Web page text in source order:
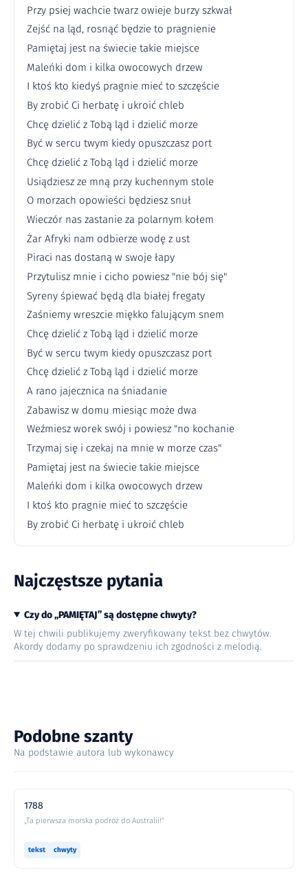
Przy psiej wachcie twarz owieje burzy szkwał
Zejść na ląd, rosnąć będzie to pragnienie
Pamiętaj jest na świecie takie miejsce
Maleńki dom i kilka owocowych drzew
I ktoś kto kiedyś pragnie mieć to szczęście
By zrobić Ci herbatę i ukroić chleb
Chcę dzielić z Tobą ląd i dzielić morze
Być w sercu twym kiedy opuszczasz port
Chcę dzielić z Tobą ląd i dzielić morze
Usiądziesz ze mną przy kuchennym stole
O morzach opowieści będziesz snuł
Wieczór nas zastanie za polarnym kołem
Żar Afryki nam odbierze wodę z ust
Piraci nas dostaną w swoje łapy
Przytulisz mnie i cicho powiesz "nie bój się"
Syreny śpiewać będą dla białej fregaty
Zaśniemy wreszcie miękko falującym snem
Chcę dzielić z Tobą ląd i dzielić morze
Być w sercu twym kiedy opuszczasz port
Chcę dzielić z Tobą ląd i dzielić morze
A rano jajecznica na śniadanie
Zabawisz w domu miesiąc może dwa
Weźmiesz worek swój i powiesz "no kochanie
Trzymaj się i czekaj na mnie w morze czas"
Pamiętaj jest na świecie takie miejsce
Maleńki dom i kilka owocowych drzew
I ktoś kto pragnie mieć to szczęście
By zrobić Ci herbatę i ukroić chleb
Najczęstsze pytania
Czy do „PAMIĘTAJ” są dostępne chwyty?
W tej chwili publikujemy zweryfikowany tekst bez chwytów.
Akordy dodamy po sprawdzeniu ich zgodności z melodią.
Podobne szanty
Na podstawie autora lub wykonawcy
1788
„Ta pierwsza morska podróż do Australii!”
tekst chwyty